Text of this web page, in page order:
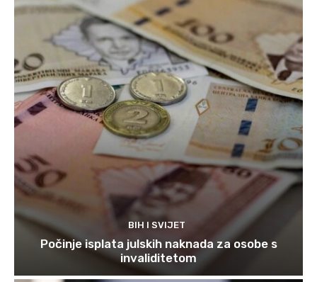
BIH I SVIJET
Počinje isplata julskih naknada za osobe s
invaliditetom